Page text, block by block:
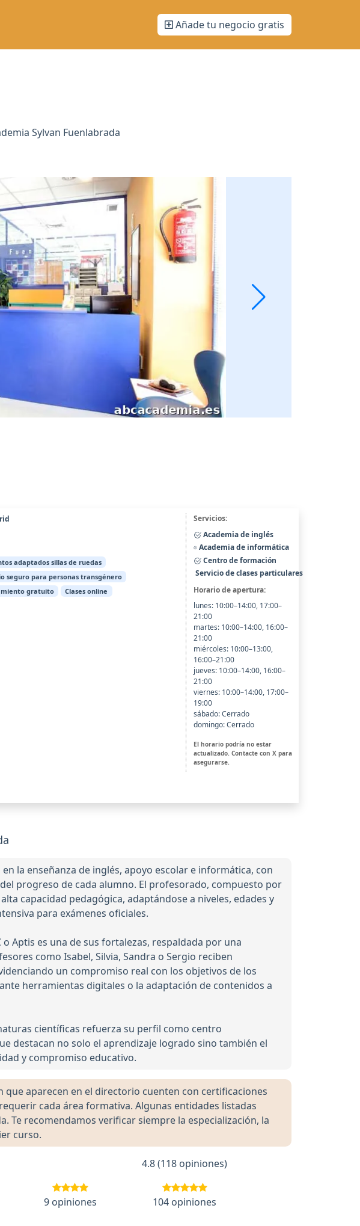
Añade tu negocio gratis
Sylvan Fuenlabrada
adaptados sillas de ruedas
seguro para personas transgénero
gratuito
Clases online
Servicios:
Academia de inglés
Academia de informática
Centro de formación
Servicio de clases particulares
Horario de apertura:
lunes: 10:00–14:00, 17:00–
21:00
martes: 10:00–14:00, 16:00–
21:00
miércoles: 10:00–13:00,
16:00–21:00
jueves: 10:00–14:00, 16:00–
21:00
viernes: 10:00–14:00, 17:00–
19:00
sábado: Cerrado
domingo: Cerrado
El horario podría no estar
actualizado. Contacte con X para
asegurarse.
la enseñanza de inglés, apoyo escolar e informática, con
progreso de cada alumno. El profesorado, compuesto por
capacidad pedagógica, adaptándose a niveles, edades y
para exámenes oficiales.
Aptis es una de sus fortalezas, respaldada por una
como Isabel, Silvia, Sandra o Sergio reciben
un compromiso real con los objetivos de los
herramientas digitales o la adaptación de contenidos a
científicas refuerza su perfil como centro
destacan no solo el aprendizaje logrado sino también el
y compromiso educativo.
aparecen en el directorio cuenten con certificaciones
cada área formativa. Algunas entidades listadas
Te recomendamos verificar siempre la especialización, la
curso.
4.8 (118 opiniones)
9 opiniones 104 opiniones